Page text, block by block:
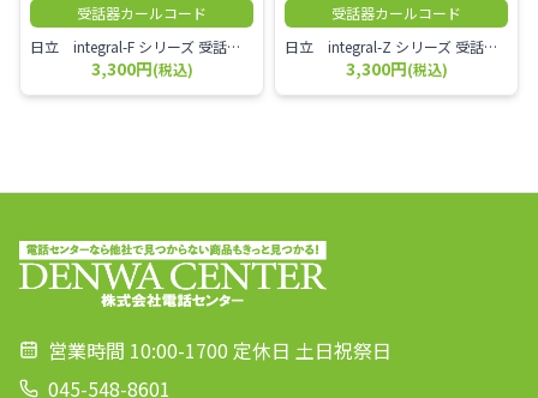
受話器カールコード
日立 integral-F シリーズ 受話器＋カールコード セット（白）／本商品は中古品となります。 写真では分かりにくいキズ・汚れなどの使用感があります。 経年変化で日焼けの色味が強くなる場合がございます。 予めご理解・ご了承頂きますようお願いいたします。
3,300円(税込)
受話器カールコード
日立 integral-Z シリーズ 受話器＋カールコード セット（白）／本商品は中古品となります。 写真では分かりにくいキズ・汚れなどの使用感があります。 経年変化で日焼けの色味が強くなる場合がございます。 予めご理解・ご了承頂きますようお願いいたします。
3,300円(税込)
営業時間 10:00-1700 定休日 土日祝祭日
045-548-8601